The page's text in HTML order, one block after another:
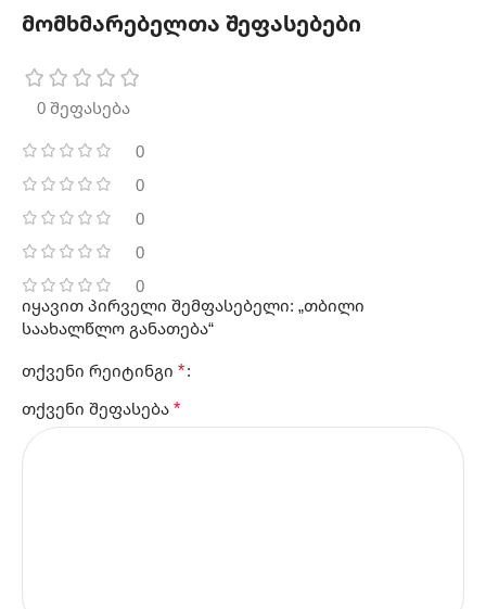
მომხმარებელთა შეფასებები
0 შეფასება
0
0
0
0
0
იყავით პირველი შემფასებელი: „თბილი
საახალწლო განათება“
თქვენი რეიტინგი *
თქვენი შეფასება *